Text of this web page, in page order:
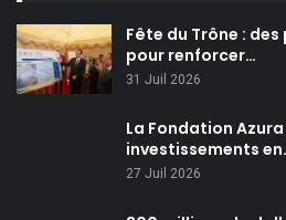
Fête du Trône :
pour renforcer…
31 Juil 2026
La Fondation
investissements
27 Juil 2026